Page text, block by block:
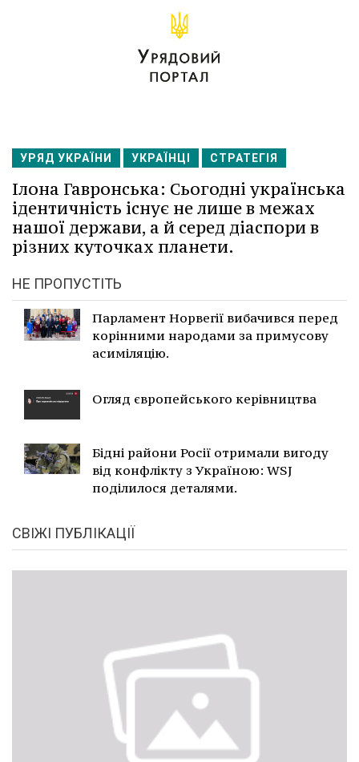
УРЯД УКРАЇНИ УКРАЇНЦІ СТРАТЕГІЯ
Ілона Гавронська: Сьогодні українська
ідентичність існує не лише в межах
нашої держави, а й серед діаспори в
різних куточках планети.
НЕ ПРОПУСТІТЬ
Парламент Норвегії вибачився перед
корінними народами за примусову
асиміляцію.
Огляд європейського керівництва
Бідні райони Росії отримали вигоду
від конфлікту з Україною: WSJ
поділилося деталями.
СВІЖІ ПУБЛІКАЦІЇ